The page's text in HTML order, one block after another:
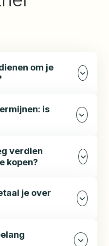
om je
is
verdien
kopen?
je over